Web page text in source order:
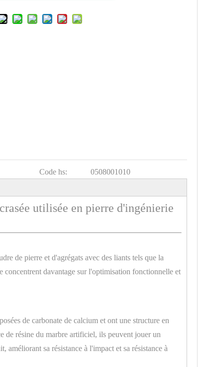
Code hs: 0508001010
utilisée en pierre d'ingénierie
de pierre et d'agrégats avec des liants tels que la
concentrent davantage sur l'optimisation fonctionnelle et
de carbonate de calcium et ont une structure en
de résine du marbre artificiel, ils peuvent jouer un
sa résistance à l'impact et sa résistance à